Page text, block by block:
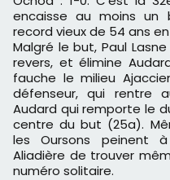
encaisse au moins un
record vieux de 54 ans en
Malgré le but, Paul
revers, et élimine
fauche le milieu
défenseur, qui rentre
Audard qui remporte le
centre du but (25a).
les Oursons peinent
Aliadière de trouver
numéro solitaire.